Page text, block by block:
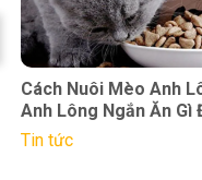
Cách Nuôi Mèo Anh
Anh Lông Ngắn Ăn Gì
Tin tức